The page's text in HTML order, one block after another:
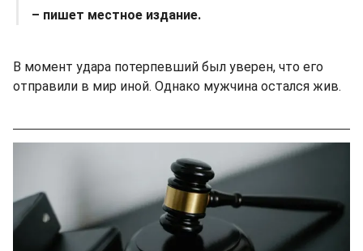
– пишет местное издание.
В момент удара потерпевший был уверен, что его
отправили в мир иной. Однако мужчина остался жив.